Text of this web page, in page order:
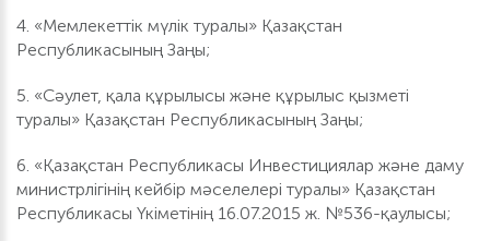
4. «Мемлекеттік мүлік туралы» Қазақстан
Республикасының Заңы;
5. «Сәулет, қала құрылысы және құрылыс қызметі
туралы» Қазақстан Республикасының Заңы;
6. «Қазақстан Республикасы Инвестициялар және даму
министрлігінің кейбір мәселелері туралы» Қазақстан
Республикасы Үкіметінің 16.07.2015 ж. №536-қаулысы;